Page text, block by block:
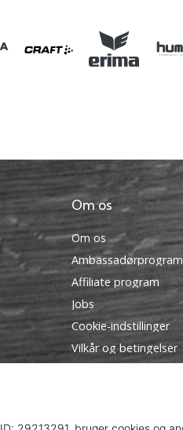
Om os
Om os
Ambassadørprogram
Affiliate program
Jobs
Cookie-indstillinger
Vilkår og betingelser